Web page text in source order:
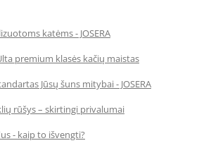
katėms - JOSERA
premium klasės kačių maistas
Jūsų šuns mitybai - JOSERA
rūšys – skirtingi privalumai
- kaip to išvengti?